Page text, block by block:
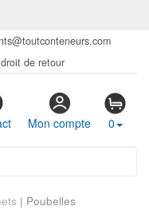
de retour
Mon compte 0
| Poubelles